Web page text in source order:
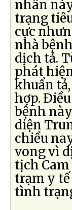
nhân
trạng
cực
nhà
dịch tả.
phát
khuẩn
hợp.
bệnh
diện
chiều
vong vì
tịch Cam
trạm y
tình